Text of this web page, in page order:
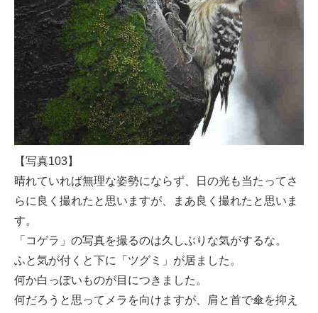
【写真103】
晴れていれば無理な姿勢にならず、日の光も当たってさ
らに良く撮れたと思いますが、まあ良く撮れたと思いま
す。
「コゲラ」の写真を撮るのは久しぶりな気がするな。
ふと気が付くと下に「ツグミ」が居ました。
何か白っぽいものが目につきました。
何だろうと思ってメラを向けますが、肩と首で傘を抑え